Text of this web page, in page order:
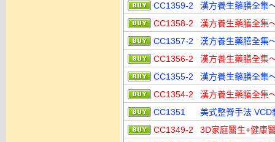
CC1359-2
漢方養生藥膳全集
CC1358-2
漢方養生藥膳全集
CC1357-2
漢方養生藥膳全集
CC1356-2
漢方養生藥膳全集
CC1355-2
漢方養生藥膳全集
CC1354-2
漢方養生藥膳全集
CC1351
美式整脊手法 VCD
CC1349-2
3D家庭醫生+健康